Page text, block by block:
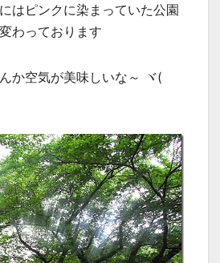
はピンクに染まっていた公園
わっております
か空気が美味しいな～ ヾ(